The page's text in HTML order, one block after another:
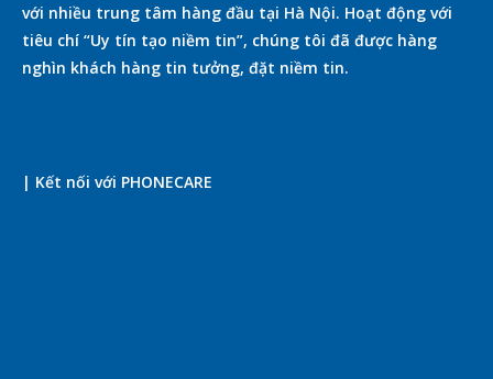
với nhiều trung tâm hàng đầu tại Hà Nội. Hoạt động với
tiêu chí “Uy tín tạo niềm tin”, chúng tôi đã được hàng
nghìn khách hàng tin tưởng, đặt niềm tin.
| Kết nối với PHONECARE